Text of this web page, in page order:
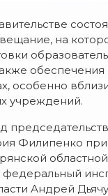
на
обеспечения
особенно
учреждений.
Филипенко
федеральный
Андрей